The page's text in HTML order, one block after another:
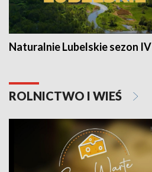
Naturalnie Lubelskie sezon IV
ROLNICTWO I WIEŚ